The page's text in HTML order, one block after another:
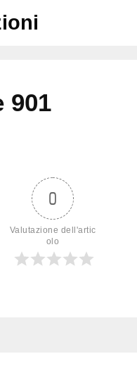
901
0
Valutazione dell'artic
olo